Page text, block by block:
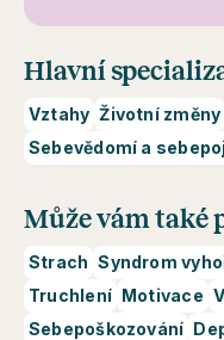
Hlavní
Vztahy Životní změny
Sebevědomí a
Může vám také
Strach Syndrom
Truchlení Motivace
Sebepoškozování